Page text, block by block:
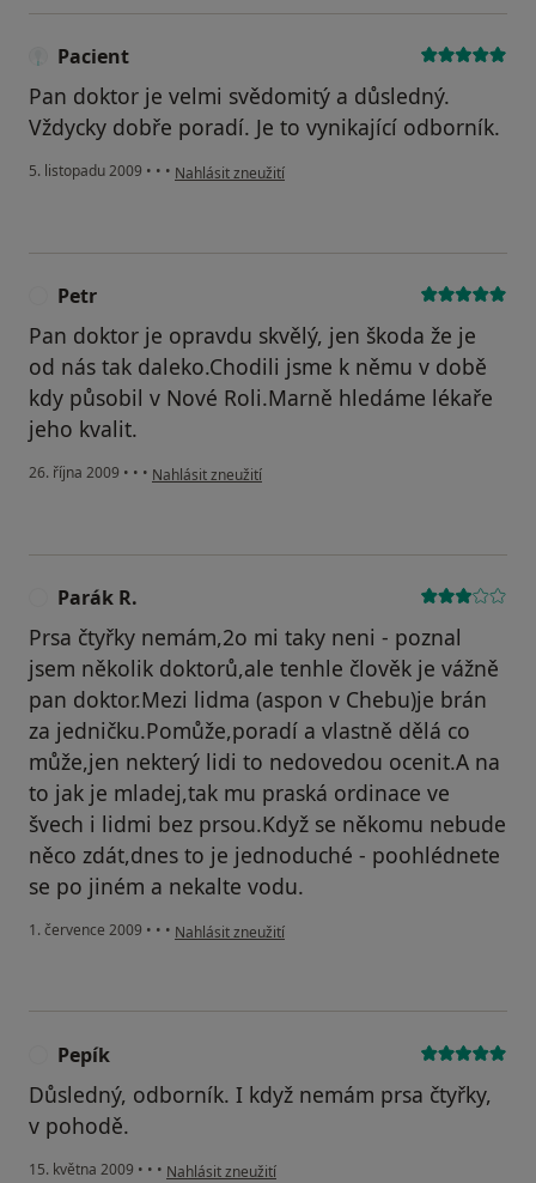
Pacient
Pan doktor je velmi svědomitý a důsledný.
Vždycky dobře poradí. Je to vynikající odborník.
5. listopadu 2009 • • • podle názoru uživatele Pacient
Nahlásit zneužití
Petr
Pan doktor je opravdu skvělý, jen škoda že je
od nás tak daleko.Chodili jsme k němu v době
kdy působil v Nové Roli.Marně hledáme lékaře
jeho kvalit.
26. října 2009 • • • podle názoru uživatele Petr
Nahlásit zneužití
Parák R.
Prsa čtyřky nemám,2o mi taky neni - poznal
jsem několik doktorů,ale tenhle člověk je vážně
pan doktor.Mezi lidma (aspon v Chebu)je brán
za jedničku.Pomůže,poradí a vlastně dělá co
může,jen nekterý lidi to nedovedou ocenit.A na
to jak je mladej,tak mu praská ordinace ve
švech i lidmi bez prsou.Když se někomu nebude
něco zdát,dnes to je jednoduché - poohlédnete
se po jiném a nekalte vodu.
1. července 2009 • • • podle názoru uživatele Parák R.
Nahlásit zneužití
Pepík
Důsledný, odborník. I když nemám prsa čtyřky,
v pohodě.
15. května 2009 • • • podle názoru uživatele Pepík
Nahlásit zneužití